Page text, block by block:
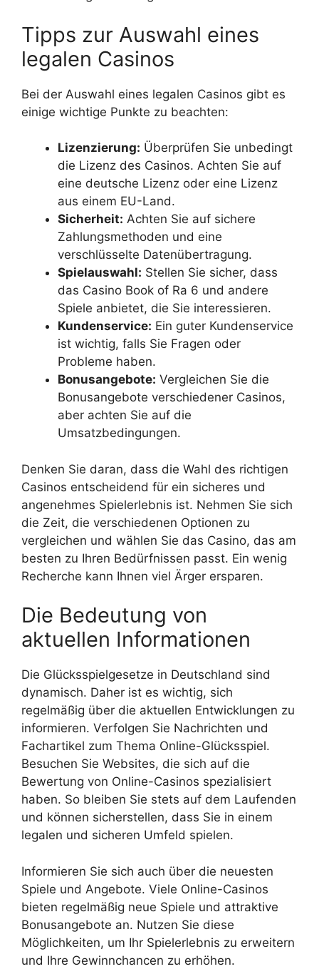
Tipps zur Auswahl eines
legalen Casinos
Bei der Auswahl eines legalen Casinos gibt es
einige wichtige Punkte zu beachten:
Lizenzierung: Überprüfen Sie unbedingt
die Lizenz des Casinos. Achten Sie auf
eine deutsche Lizenz oder eine Lizenz
aus einem EU-Land.
Sicherheit: Achten Sie auf sichere
Zahlungsmethoden und eine
verschlüsselte Datenübertragung.
Spielauswahl: Stellen Sie sicher, dass
das Casino Book of Ra 6 und andere
Spiele anbietet, die Sie interessieren.
Kundenservice: Ein guter Kundenservice
ist wichtig, falls Sie Fragen oder
Probleme haben.
Bonusangebote: Vergleichen Sie die
Bonusangebote verschiedener Casinos,
aber achten Sie auf die
Umsatzbedingungen.
Denken Sie daran, dass die Wahl des richtigen
Casinos entscheidend für ein sicheres und
angenehmes Spielerlebnis ist. Nehmen Sie sich
die Zeit, die verschiedenen Optionen zu
vergleichen und wählen Sie das Casino, das am
besten zu Ihren Bedürfnissen passt. Ein wenig
Recherche kann Ihnen viel Ärger ersparen.
Die Bedeutung von
aktuellen Informationen
Die Glücksspielgesetze in Deutschland sind
dynamisch. Daher ist es wichtig, sich
regelmäßig über die aktuellen Entwicklungen zu
informieren. Verfolgen Sie Nachrichten und
Fachartikel zum Thema Online-Glücksspiel.
Besuchen Sie Websites, die sich auf die
Bewertung von Online-Casinos spezialisiert
haben. So bleiben Sie stets auf dem Laufenden
und können sicherstellen, dass Sie in einem
legalen und sicheren Umfeld spielen.
Informieren Sie sich auch über die neuesten
Spiele und Angebote. Viele Online-Casinos
bieten regelmäßig neue Spiele und attraktive
Bonusangebote an. Nutzen Sie diese
Möglichkeiten, um Ihr Spielerlebnis zu erweitern
und Ihre Gewinnchancen zu erhöhen.